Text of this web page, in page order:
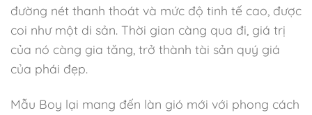
đường nét thanh thoát và mức độ tinh tế cao, được
coi như một di sản. Thời gian càng qua đi, giá trị
của nó càng gia tăng, trở thành tài sản quý giá
của phái đẹp.
Mẫu Boy lại mang đến làn gió mới với phong cách